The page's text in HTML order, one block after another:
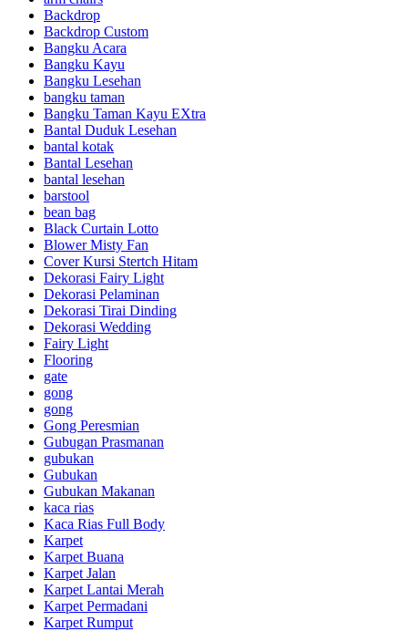
Backdrop
Backdrop Custom
Bangku Acara
Bangku Kayu
Bangku Lesehan
bangku taman
Bangku Taman Kayu EXtra
Bantal Duduk Lesehan
bantal kotak
Bantal Lesehan
bantal lesehan
barstool
bean bag
Black Curtain Lotto
Blower Misty Fan
Cover Kursi Stertch Hitam
Dekorasi Fairy Light
Dekorasi Pelaminan
Dekorasi Tirai Dinding
Dekorasi Wedding
Fairy Light
Flooring
gate
gong
gong
Gong Peresmian
Gubugan Prasmanan
gubukan
Gubukan
Gubukan Makanan
kaca rias
Kaca Rias Full Body
Karpet
Karpet Buana
Karpet Jalan
Karpet Lantai Merah
Karpet Permadani
Karpet Rumput